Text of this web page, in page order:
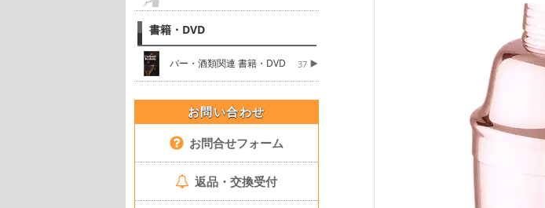
書籍・DVD
バー・酒類関連 書籍・DVD 37
お問い合わせ
お問合せフォーム
返品・交換受付